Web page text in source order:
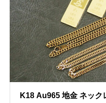
K18 Au965 地金 ネック